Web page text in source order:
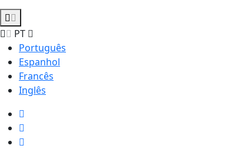
PT
Português
Espanhol
Francês
Inglês